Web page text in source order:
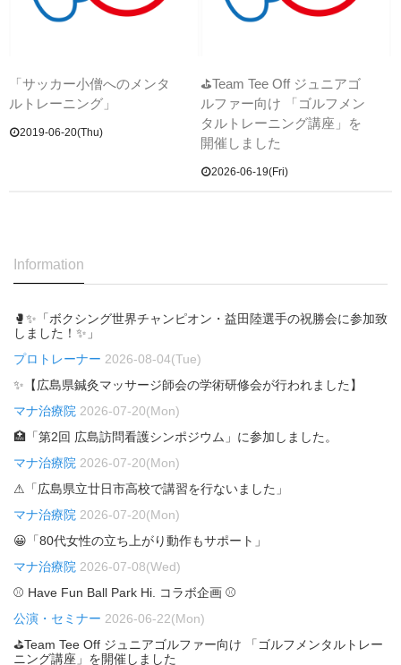
「サッカー小僧へのメンタ
ルトレーニング」
2019-06-20(Thu)
⛳Team Tee Off ジュニアゴ
ルファー向け 「ゴルフメン
タルトレーニング講座」を
開催しました
2026-06-19(Fri)
Information
🥊✨「ボクシング世界チャンピオン・益田陸選手の祝勝会に参加致
しました！✨」
プロトレーナー 2026-08-04(Tue)
✨【広島県鍼灸マッサージ師会の学術研修会が行われました】
マナ治療院 2026-07-20(Mon)
🏥「第2回 広島訪問看護シンポジウム」に参加しました。
マナ治療院 2026-07-20(Mon)
⚠「広島県立廿日市高校で講習を行ないました」
マナ治療院 2026-07-20(Mon)
😀「80代女性の立ち上がり動作もサポート」
マナ治療院 2026-07-08(Wed)
⚾ Have Fun Ball Park Hi. コラボ企画 ⚾
公演・セミナー 2026-06-22(Mon)
⛳Team Tee Off ジュニアゴルファー向け 「ゴルフメンタルトレー
ニング講座」を開催しました